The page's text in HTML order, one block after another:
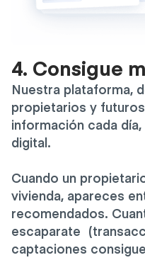
4. Consigue
Nuestra plataforma,
propietarios y
información cada
digital.
Cuando un
vivienda, apareces
recomendados.
escaparate
captaciones